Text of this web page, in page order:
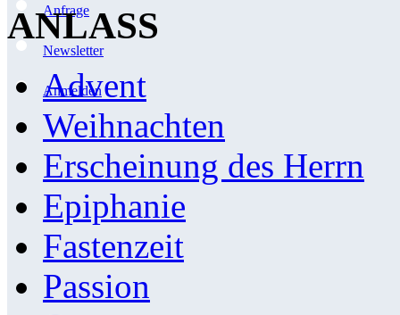
Anfrage
Newsletter
Anmelden
ANLASS
Advent
Weihnachten
Erscheinung des Herrn
Epiphanie
Fastenzeit
Passion